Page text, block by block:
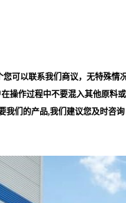
可以联系我们商议，无特殊
操作过程中不要混入其他原料或
我们的产品,我们建议您及时咨询